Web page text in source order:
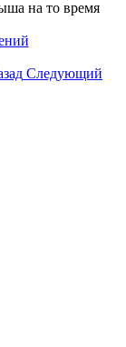
на то время
Следующий